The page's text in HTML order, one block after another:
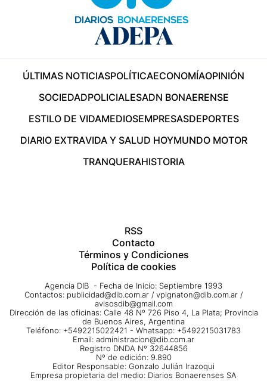
ÚLTIMAS NOTICIASPOLÍTICAECONOMÍAOPINIÓN
SOCIEDADPOLICIALESADN BONAERENSE
ESTILO DE VIDAMEDIOSEMPRESASDEPORTES
DIARIO EXTRAVIDA Y SALUD HOYMUNDO MOTOR
TRANQUERAHISTORIA
RSS
Contacto
Términos y Condiciones
Política de cookies
Agencia DIB - Fecha de Inicio: Septiembre 1993
Contactos: publicidad@dib.com.ar / vpignaton@dib.com.ar /
avisosdib@gmail.com
Dirección de las oficinas: Calle 48 Nº 726 Piso 4, La Plata; Provincia
de Buenos Aires, Argentina
Teléfono: +5492215022421 - Whatsapp: +5492215031783
Email: administracion@dib.com.ar
Registro DNDA Nº 32644856
Nº de edición: 9.890
Editor Responsable: Gonzalo Julián Irazoqui
Empresa propietaria del medio: Diarios Bonaerenses SA